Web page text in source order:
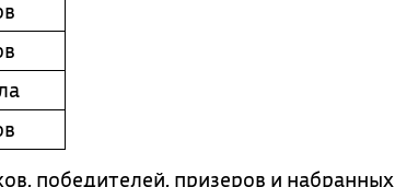
победителей, призеров и набранных